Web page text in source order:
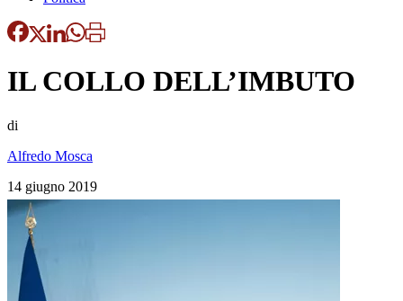
IL COLLO DELL’IMBUTO
di
Alfredo Mosca
14 giugno 2019